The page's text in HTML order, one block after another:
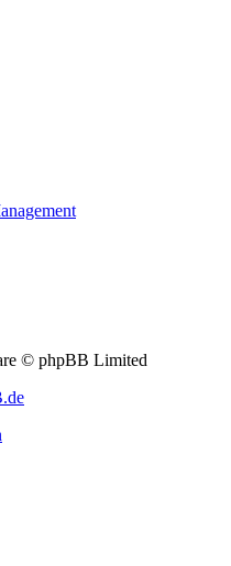
© phpBB Limited